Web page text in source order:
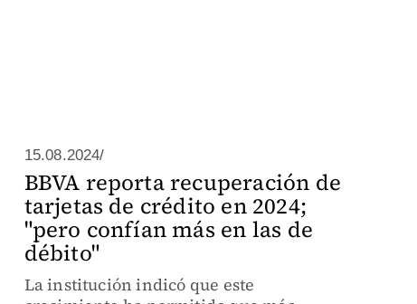
15.08.2024/
BBVA reporta recuperación de
tarjetas de crédito en 2024;
"pero confían más en las de
débito"
La institución indicó que este